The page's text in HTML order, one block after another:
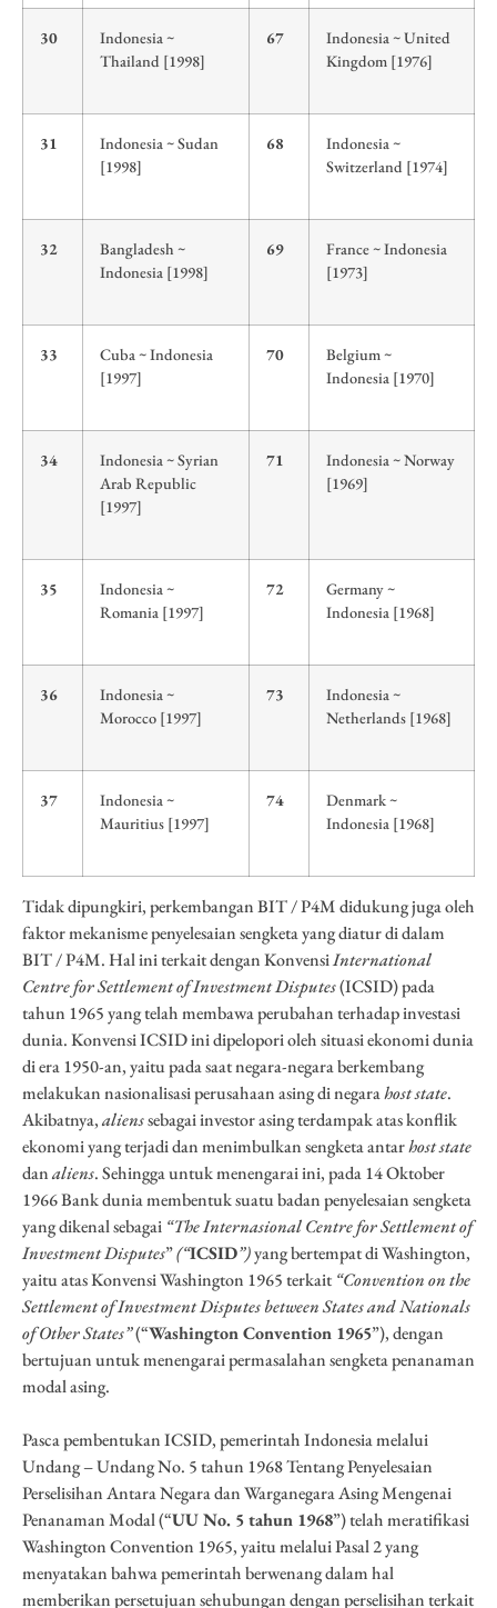
30
Indonesia ~
Thailand [1998]
67
Indonesia ~ United
Kingdom [1976]
31
Indonesia ~ Sudan
[1998]
68
Indonesia ~
Switzerland [1974]
32
Bangladesh ~
Indonesia [1998]
69
France ~ Indonesia
[1973]
33
Cuba ~ Indonesia
[1997]
70
Belgium ~
Indonesia [1970]
34
Indonesia ~ Syrian
Arab Republic
[1997]
71
Indonesia ~ Norway
[1969]
35
Indonesia ~
Romania [1997]
72
Germany ~
Indonesia [1968]
36
Indonesia ~
Morocco [1997]
73
Indonesia ~
Netherlands [1968]
37
Indonesia ~
Mauritius [1997]
74
Denmark ~
Indonesia [1968]
Tidak dipungkiri, perkembangan BIT / P4M didukung juga oleh
faktor mekanisme penyelesaian sengketa yang diatur di dalam
BIT / P4M. Hal ini terkait dengan KonvensiInternational
Centre for Settlement of Investment Disputes(ICSID) pada
tahun 1965 yang telah membawa perubahan terhadap investasi
dunia. Konvensi ICSID ini dipelopori oleh situasi ekonomi dunia
di era 1950-an, yaitu pada saat negara-negara berkembang
melakukan nasionalisasi perusahaan asing di negarahost state.
Akibatnya,alienssebagai investor asing terdampak atas konflik
ekonomi yang terjadi dan menimbulkan sengketa antarhost state
danaliens. Sehingga untuk menengarai ini, pada 14 Oktober
1966 Bank dunia membentuk suatu badan penyelesaian sengketa
yang dikenal sebagai “The Internasional Centre for Settlement of
Investment Disputes”(“ICSID”)yang bertempat di Washington,
yaitu atas Konvensi Washington 1965 terkait “Convention on the
Settlement of Investment Disputes between States and Nationals
of Other States”(“Washington Convention 1965”), dengan
bertujuan untuk menengarai permasalahan sengketa penanaman
modal asing.
Pasca pembentukan ICSID, pemerintah Indonesia melalui
Undang – Undang No. 5 tahun 1968 Tentang Penyelesaian
Perselisihan Antara Negara dan Warganegara Asing Mengenai
Penanaman Modal (“UU No. 5 tahun 1968”) telah meratifikasi
Washington Convention 1965, yaitu melalui Pasal 2 yang
menyatakan bahwa pemerintah berwenang dalam hal
memberikan persetujuan sehubungan dengan perselisihan terkait